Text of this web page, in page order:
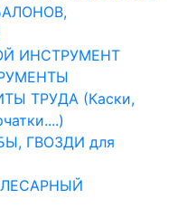
ИНСТРУМЕНТ
ТРУДА (Каски,
ГВОЗДИ для